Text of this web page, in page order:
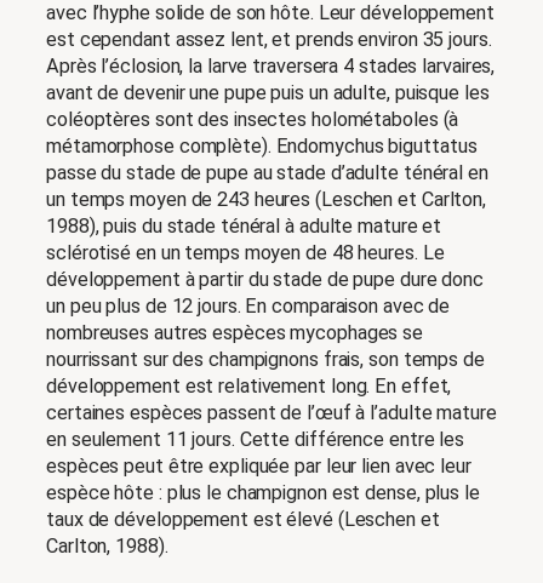
avec l’hyphe solide de son hôte. Leur développement
est cependant assez lent, et prends environ 35 jours.
Après l’éclosion, la larve traversera 4 stades larvaires,
avant de devenir une pupe puis un adulte, puisque les
coléoptères sont des insectes holométaboles (à
métamorphose complète). Endomychus biguttatus
passe du stade de pupe au stade d’adulte ténéral en
un temps moyen de 243 heures (Leschen et Carlton,
1988), puis du stade ténéral à adulte mature et
sclérotisé en un temps moyen de 48 heures. Le
développement à partir du stade de pupe dure donc
un peu plus de 12 jours. En comparaison avec de
nombreuses autres espèces mycophages se
nourrissant sur des champignons frais, son temps de
développement est relativement long. En effet,
certaines espèces passent de l’œuf à l’adulte mature
en seulement 11 jours. Cette différence entre les
espèces peut être expliquée par leur lien avec leur
espèce hôte : plus le champignon est dense, plus le
taux de développement est élevé (Leschen et
Carlton, 1988).